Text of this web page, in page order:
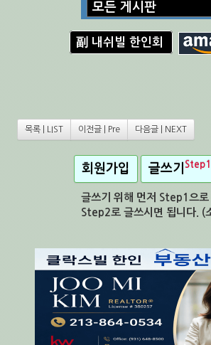
副 내쉬빌 한인회
목록 | LIST 이전글 | Pre 다음글 | NEXT
회원가입 글쓰기 Step1
글쓰기 위해 먼저 Step1으로
Step2로 글쓰시면 됩니다. (